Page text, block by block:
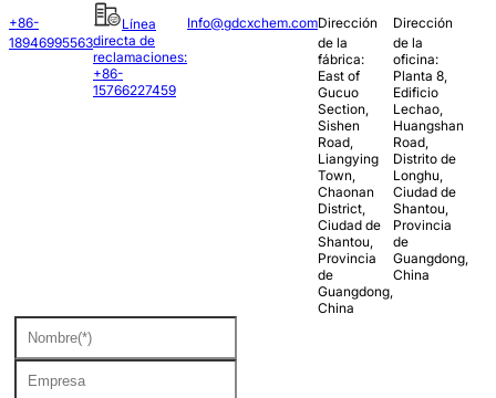
+86-
18946995563
Línea
directa de
reclamaciones:
+86-
15766227459
Info@gdcxchem.comDirección
de la
fábrica:
East of
Gucuo
Section,
Sishen
Road,
Liangying
Town,
Chaonan
District,
Ciudad de
Shantou,
Provincia
de
Guangdong,
China
Dirección
de la
oficina:
Planta 8,
Edificio
Lechao,
Huangshan
Road,
Distrito de
Longhu,
Ciudad de
Shantou,
Provincia
de
Guangdong,
China